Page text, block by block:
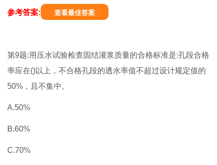
参考答案: 查看最佳答案
第9题:用压水试验检查固结灌浆质量的合格标准是:孔段合格
率应在()以上，不合格孔段的透水率值不超过设计规定值的
50%，且不集中。
A.50%
B.60%
C.70%